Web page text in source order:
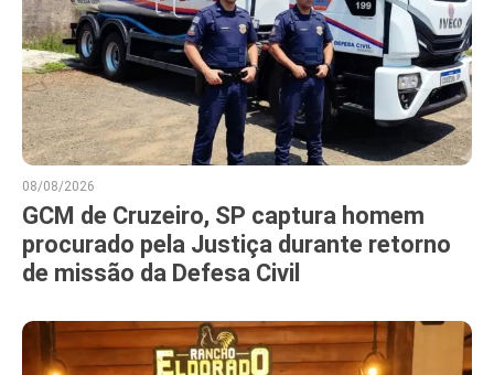
08/08/2026
GCM de Cruzeiro, SP captura homem
procurado pela Justiça durante retorno
de missão da Defesa Civil